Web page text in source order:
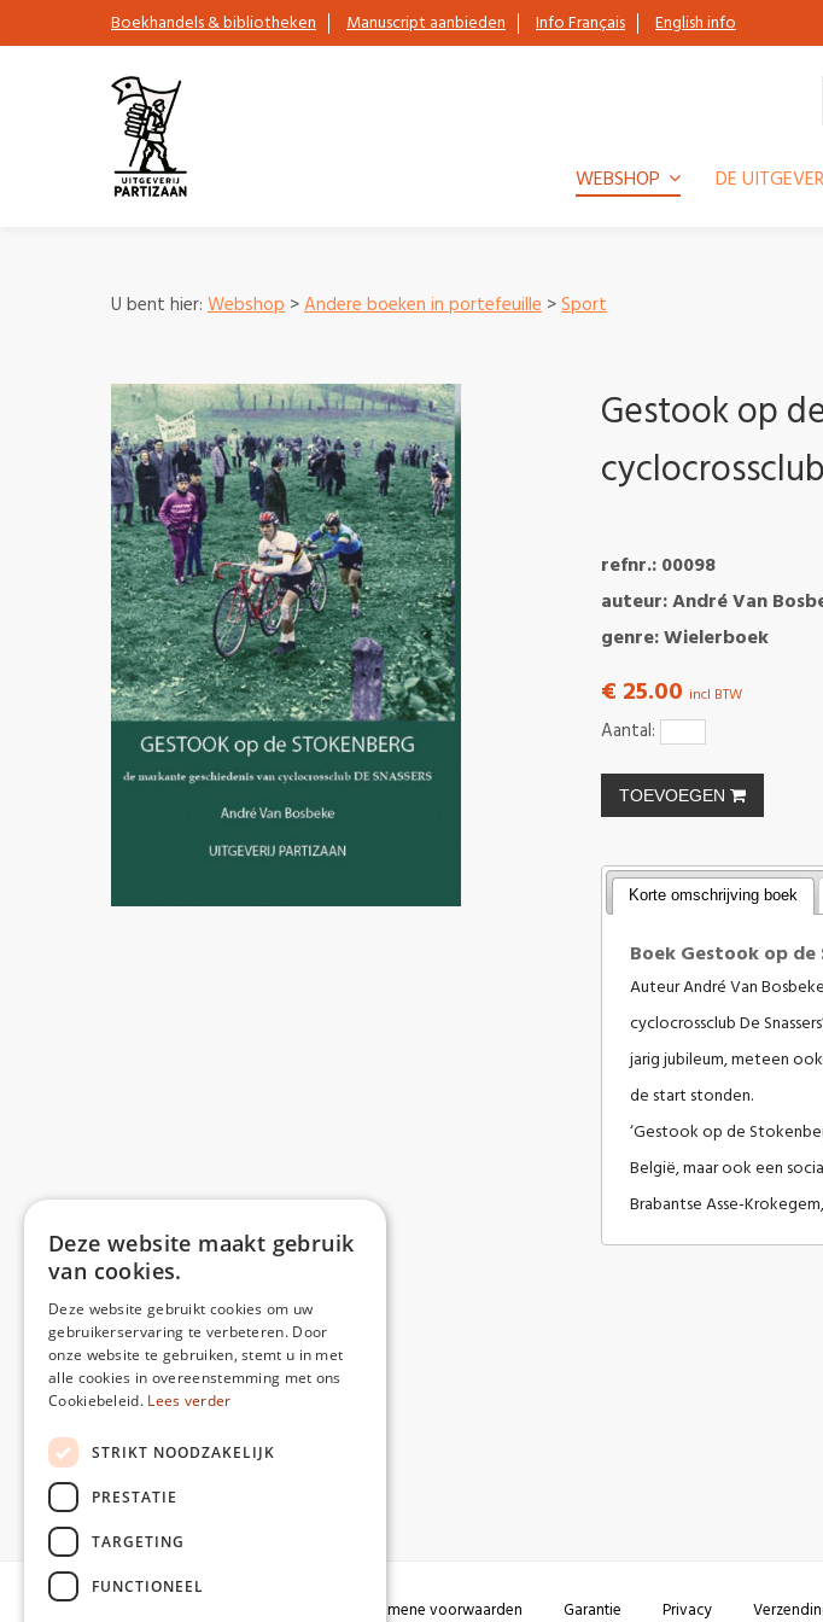
Boekhandels & bibliotheken Manuscript aanbieden Info Français English info
WEBSHOP DE
U bent hier: Webshop >Andere boeken in portefeuille >Sport
Gestook op
refnr.: 00098
auteur: André Van
genre: Wielerboek
€ 25.00 incl BTW
Aantal:
TOEVOEGEN
Korte omschrijving boek
Boek Gestook op de
Auteur André Van
cyclocrossclub De
jarig jubileum, meteen
de start stonden.
‘Gestook op de
België, maar ook een
Brabantse Asse-
Algemene voorwaarden Garantie Privacy
Deze website maakt gebruik
van cookies.
Deze website gebruikt cookies om uw
gebruikerservaring te verbeteren. Door
onze website te gebruiken, stemt u in met
alle cookies in overeenstemming met ons
Cookiebeleid. Lees verder
STRIKT NOODZAKELIJK
PRESTATIE
TARGETING
FUNCTIONEEL